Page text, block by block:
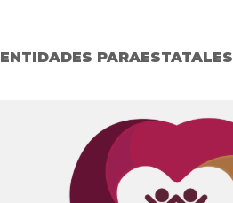
ENTIDADES PARAESTATALES